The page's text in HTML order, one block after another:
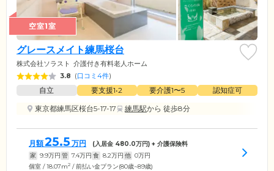
愛媛県
高知県
鹿児島県
沖縄県
空室1室
グレースメイト練馬桜台
株式会社ソラスト 介護付き有料老人ホーム
3.8 (口コミ4件)
自立 要支援1•2 要介護1〜5
認知症可
東京都練馬区桜台5-17-17
練馬駅から 徒歩8分
月額25.5 万円 (入居金 480.0万円) + 介護保険料
家 9.9万円 管 7.4万円 食 8.2万円 他 0万円
個室 / 18.07m2 / 前払い金プラン(80歳~89歳)